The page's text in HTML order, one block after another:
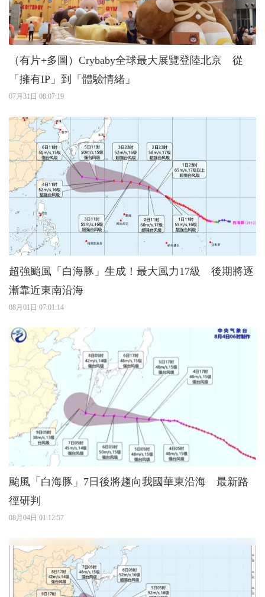
（有片+多圖）Crybaby全球最大展覽登陸北京 從
「擁有IP」到「體驗情緒」
07月31日 08:07:19
超強颱風「白海豚」生成！最大風力17級 後期將逐
漸靠近東南沿海
08月01日 07:01:14
颱風「白海豚」7日後將趨向我國華東沿海 最新路
徑研判
08月04日 01:12:57